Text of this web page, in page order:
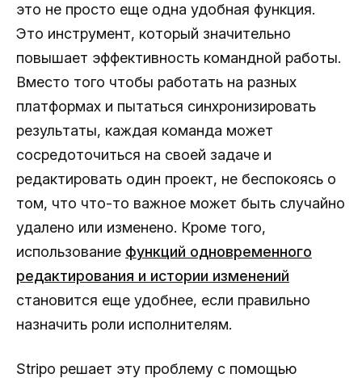
это не просто еще одна удобная функция.
Это инструмент, который значительно
повышает эффективность командной работы.
Вместо того чтобы работать на разных
платформах и пытаться синхронизировать
результаты, каждая команда может
сосредоточиться на своей задаче и
редактировать один проект, не беспокоясь о
том, что что-то важное может быть случайно
удалено или изменено. Кроме того,
использование функций одновременного
редактирования и истории изменений
становится еще удобнее, если правильно
назначить роли исполнителям.
Stripo решает эту проблему с помощью